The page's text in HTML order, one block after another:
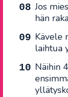
Jos
hän
Kävele
laihtua
Näihin